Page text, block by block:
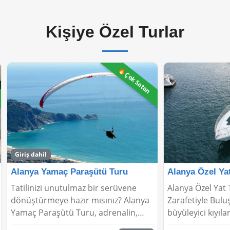
Kişiye Özel Turlar
Alanya Özel Yat Turu
Alanya Özel Yat Turu: Akdeniz'in
Zarafetiyle Buluşun Akdeniz’in
büyüleyici kıyılarında, sadece size
özel bir yolculuğa çıkmak ister
Paintball Turu
Paintball
ortamlarında
araya getirerek
profesyonel ve